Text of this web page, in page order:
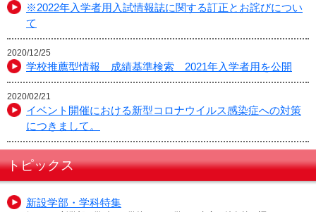
※2022年入学者用入試情報誌に関する訂正とお詫びについ
て
2020/12/25
学校推薦型情報 成績基準検索 2021年入学者用を公開
2020/02/21
イベント開催における新型コロナウイルス感染症への対策
につきまして。
トピックス
新設学部・学科特集